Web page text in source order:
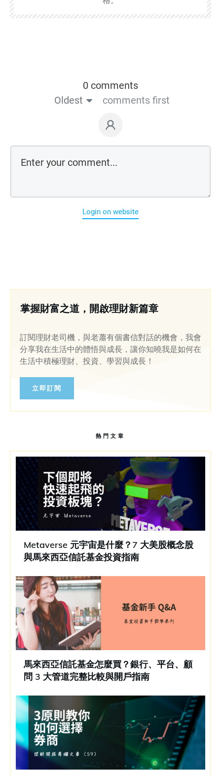
0 comments
Oldest
comments first
Login on website
掌握財富之道，開啟理財新篇章
訂閱理財老司機，與老蕭有個書信對話的機會，我會
分享我在生活中的體悟與成長，讓你知曉我是如何在
生活中積極理財、投資、學習與成長！
立即訂閱
熱門文章
Metaverse 元宇宙是什麼？7 大美股概念股
與馬來西亞信託基金投資指南
馬來西亞信託基金怎麼買？銀行、平台、顧
問 3 大管道完整比較與開戶指南